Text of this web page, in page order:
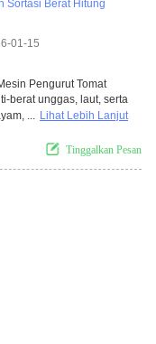
Sortasi Berat Hitung
01-15
Pengurut Tomat
berat unggas, laut, serta
... Lihat Lebih Lanjut
Tinggalkan Pesan